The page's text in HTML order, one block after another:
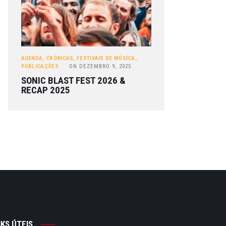
AGENDA, CRÓNICAS, FESTIVAIS DE MÚSICA,
PUBLICAÇÕES
ON DEZEMBRO 9, 2025
SONIC BLAST FEST 2026 &
RECAP 2025